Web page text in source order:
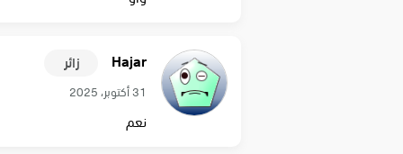
Hajar زائر
31 أكتوبر، 2025
نعم